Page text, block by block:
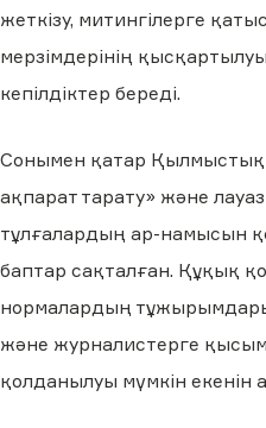
жеткізу, митингілерге
мерзімдерінің
кепілдіктер береді.
Сонымен қатар Қылмыстық
ақпарат тарату» және
тұлғалардың ар-намысын
баптар сақталған. Құқық
нормалардың
және журналистерге
қолданылуы мүмкін екенін